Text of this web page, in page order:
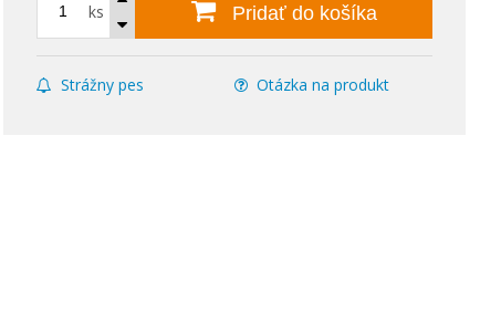
ks Pridať do košíka
Strážny pes Otázka na produkt